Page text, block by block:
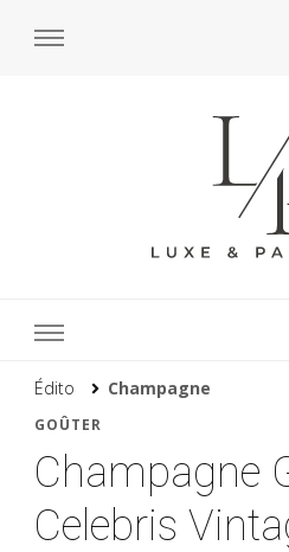
Édito Champagne
GOÛTER
Champagne
Celebris